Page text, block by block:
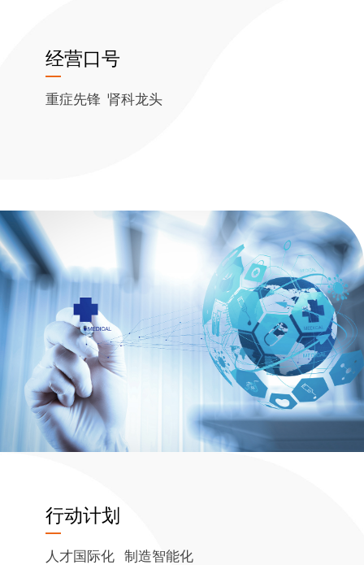
经营口号
重症先锋 肾科龙头
行动计划
人才国际化 制造智能化